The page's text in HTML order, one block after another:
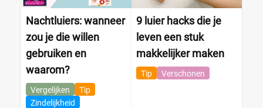
Nachtluiers: wanneer
zou je die willen
gebruiken en
waarom?
Vergelijken
Tip
Zindelijkheid
9 luier hacks die je
leven een stuk
makkelijker maken
Tip Verschonen